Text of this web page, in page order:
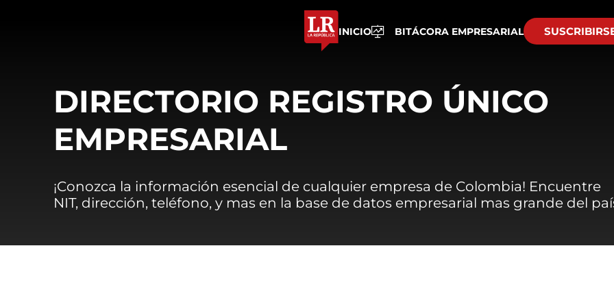
INICIO BITÁCORA EMPRESARIAL
DIRECTORIO REGISTRO ÚNICO
EMPRESARIAL
¡Conozca la información esencial de cualquier empresa de Colombia! Encuentre
NIT, dirección, teléfono, y mas en la base de datos empresarial mas grande del